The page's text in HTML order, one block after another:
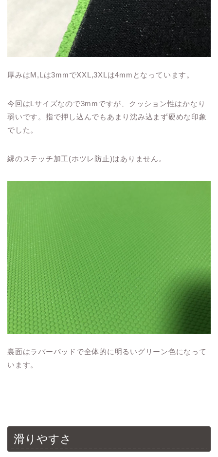
厚みはM,Lは3mmでXXL,3XLは4mmとなっています。
今回はLサイズなので3mmですが、クッション性はかなり
弱いです。指で押し込んでもあまり沈み込まず硬めな印象
でした。
縁のステッチ加工(ホツレ防止)はありません。
裏面はラバーパッドで全体的に明るいグリーン色になって
います。
滑りやすさ